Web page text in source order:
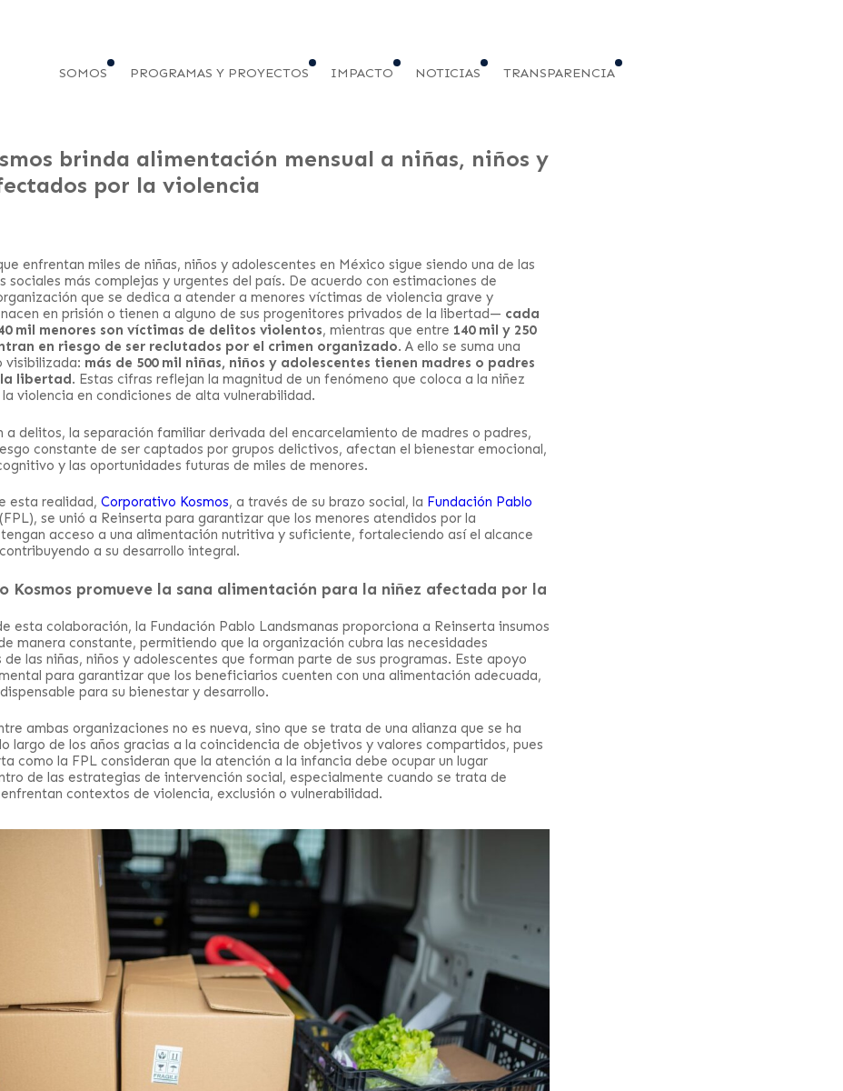
SOMOS PROGRAMAS Y PROYECTOS IMPACTO NOTICIAS TRANSPARENCIA
brinda alimentación mensual a niñas, niños y
por la violencia
enfrentan miles de niñas, niños y adolescentes en México sigue siendo una de las
sociales más complejas y urgentes del país. De acuerdo con estimaciones de
que se dedica a atender a menores víctimas de violencia grave y
en prisión o tienen a alguno de sus progenitores privados de la libertad— cada
mil menores son víctimas de delitos violentos, mientras que entre 140 mil y 250
en riesgo de ser reclutados por el crimen organizado. A ello se suma una
visibilizada: más de 500 mil niñas, niños y adolescentes tienen madres o padres
libertad. Estas cifras reflejan la magnitud de un fenómeno que coloca a la niñez
violencia en condiciones de alta vulnerabilidad.
a delitos, la separación familiar derivada del encarcelamiento de madres o padres,
constante de ser captados por grupos delictivos, afectan el bienestar emocional,
y las oportunidades futuras de miles de menores.
esta realidad, Corporativo Kosmos, a través de su brazo social, la Fundación Pablo
(FPL), se unió a Reinserta para garantizar que los menores atendidos por la
acceso a una alimentación nutritiva y suficiente, fortaleciendo así el alcance
a su desarrollo integral.
Kosmos promueve la sana alimentación para la niñez afectada por la
esta colaboración, la Fundación Pablo Landsmanas proporciona a Reinserta insumos
manera constante, permitiendo que la organización cubra las necesidades
las niñas, niños y adolescentes que forman parte de sus programas. Este apoyo
para garantizar que los beneficiarios cuenten con una alimentación adecuada,
para su bienestar y desarrollo.
ambas organizaciones no es nueva, sino que se trata de una alianza que se ha
largo de los años gracias a la coincidencia de objetivos y valores compartidos, pues
como la FPL consideran que la atención a la infancia debe ocupar un lugar
de las estrategias de intervención social, especialmente cuando se trata de
contextos de violencia, exclusión o vulnerabilidad.